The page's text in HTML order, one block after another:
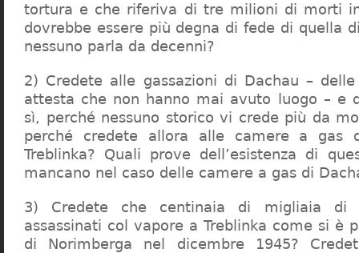
tortura e che riferiva di tre milioni di morti
dovrebbe essere più degna di fede di quella
nessuno parla da decenni?
2) Credete alle gassazioni di Dachau –
attesta che non hanno mai avuto luogo – e
sì, perché nessuno storico vi crede più da
perché credete allora alle camere a gas
Treblinka? Quali prove dell’esistenza di
mancano nel caso delle camere a gas di
3) Credete che centinaia di migliaia di
assassinati col vapore a Treblinka come si è
di Norimberga nel dicembre 1945?